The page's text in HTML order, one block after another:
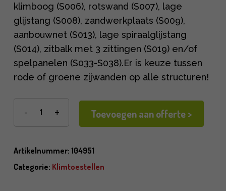
klimboog (S006), rotswand (S007), lage
glijstang (S008), zandwerkplaats (S009),
aanbouwnet (S013), lage spiraalglijstang
(S014), zitbalk met 3 zittingen (S019) en/of
spelpanelen (S033-S038).Er is keuze tussen
rode of groene zijwanden op alle structuren!
Toevoegen aan offerte >
Artikelnummer: 104951
Categorie: Klimtoestellen